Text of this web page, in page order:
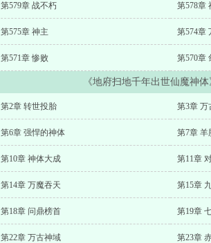
第579章 战不朽 第578章
第575章 神主 第574章
第571章 惨败 第570章
《地府扫地千年出世仙魔神
第2章 转世投胎 第3章 万
第6章 强悍的神体 第7章 羊
第10章 神体大成 第11章
第14章 万魔吞天 第15章
第18章 问鼎榜首 第19章
第22章 万古神域 第23章